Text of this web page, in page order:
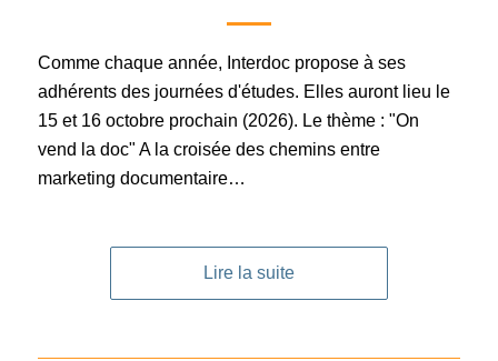
Comme chaque année, Interdoc propose à ses
adhérents des journées d'études. Elles auront lieu le
15 et 16 octobre prochain (2026). Le thème : "On
vend la doc" A la croisée des chemins entre
marketing documentaire…
Lire la suite